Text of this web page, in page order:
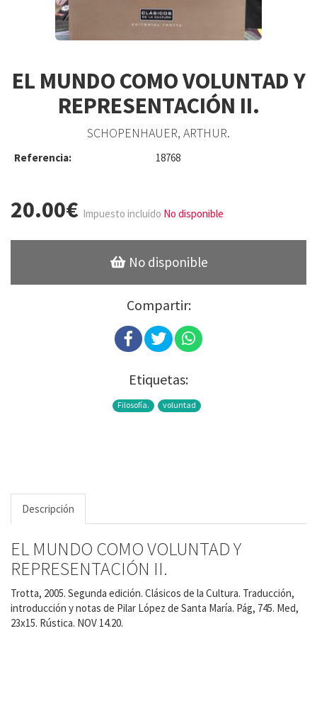
EL MUNDO COMO VOLUNTAD Y
REPRESENTACIÓN II.
SCHOPENHAUER, ARTHUR.
Referencia: 18768
20.00€ Impuesto incluido No disponible
No disponible
Compartir:
Etiquetas:
Filosofía. voluntad
Descripción
EL MUNDO COMO VOLUNTAD Y
REPRESENTACIÓN II.
Trotta, 2005. Segunda edición. Clásicos de la Cultura. Traducción,
introducción y notas de Pilar López de Santa María. Pág, 745. Med,
23x15. Rústica. NOV 14.20.